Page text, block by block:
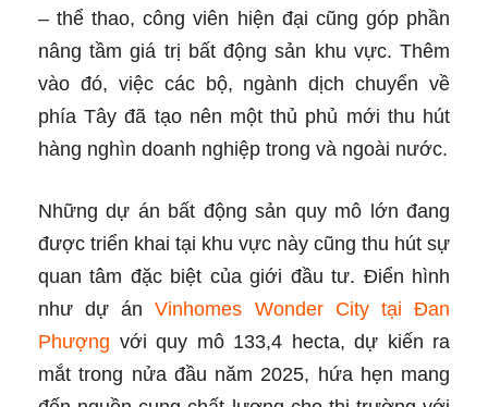
– thể thao, công viên hiện đại cũng góp phần
nâng tầm giá trị bất động sản khu vực. Thêm
vào đó, việc các bộ, ngành dịch chuyển về
phía Tây đã tạo nên một thủ phủ mới thu hút
hàng nghìn doanh nghiệp trong và ngoài nước.
Những dự án bất động sản quy mô lớn đang
được triển khai tại khu vực này cũng thu hút sự
quan tâm đặc biệt của giới đầu tư. Điển hình
như dự ánVinhomes Wonder City tại Đan
Phượng với quy mô 133,4 hecta, dự kiến ra
mắt trong nửa đầu năm 2025, hứa hẹn mang